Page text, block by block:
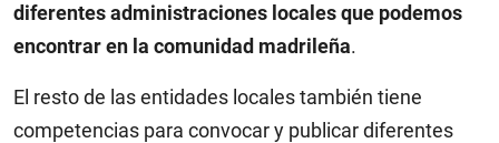
diferentes administraciones locales que podemos
encontrar en la comunidad madrileña.
El resto de las entidades locales también tiene
competencias para convocar y publicar diferentes